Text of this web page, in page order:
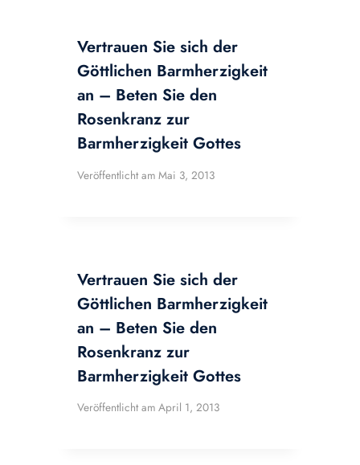
Vertrauen Sie sich der
Göttlichen Barmherzigkeit
an – Beten Sie den
Rosenkranz zur
Barmherzigkeit Gottes
Veröffentlicht am Mai 3, 2013
Vertrauen Sie sich der
Göttlichen Barmherzigkeit
an – Beten Sie den
Rosenkranz zur
Barmherzigkeit Gottes
Veröffentlicht am April 1, 2013